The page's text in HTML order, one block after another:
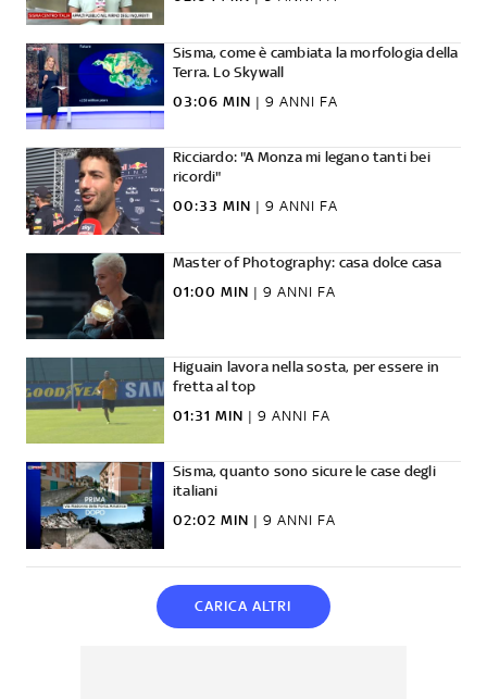
Sisma, come è cambiata la morfologia della
Terra. Lo Skywall
03:06 MIN | 9 ANNI FA
Ricciardo: "A Monza mi legano tanti bei
ricordi"
00:33 MIN | 9 ANNI FA
Master of Photography: casa dolce casa
01:00 MIN | 9 ANNI FA
Higuain lavora nella sosta, per essere in
fretta al top
01:31 MIN | 9 ANNI FA
Sisma, quanto sono sicure le case degli
italiani
02:02 MIN | 9 ANNI FA
CARICA ALTRI